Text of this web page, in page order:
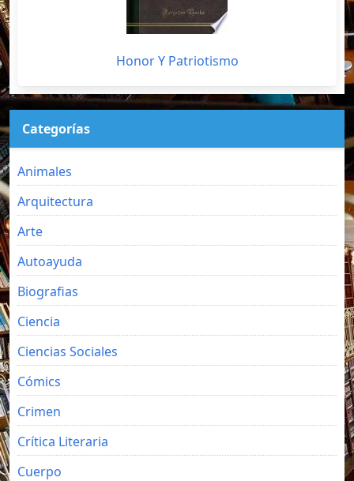
Honor Y Patriotismo
Categorías
Animales
Arquitectura
Arte
Autoayuda
Biografias
Ciencia
Ciencias Sociales
Cómics
Crimen
Crítica Literaria
Cuerpo